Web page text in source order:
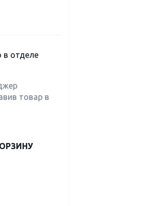
в отделе
товар в